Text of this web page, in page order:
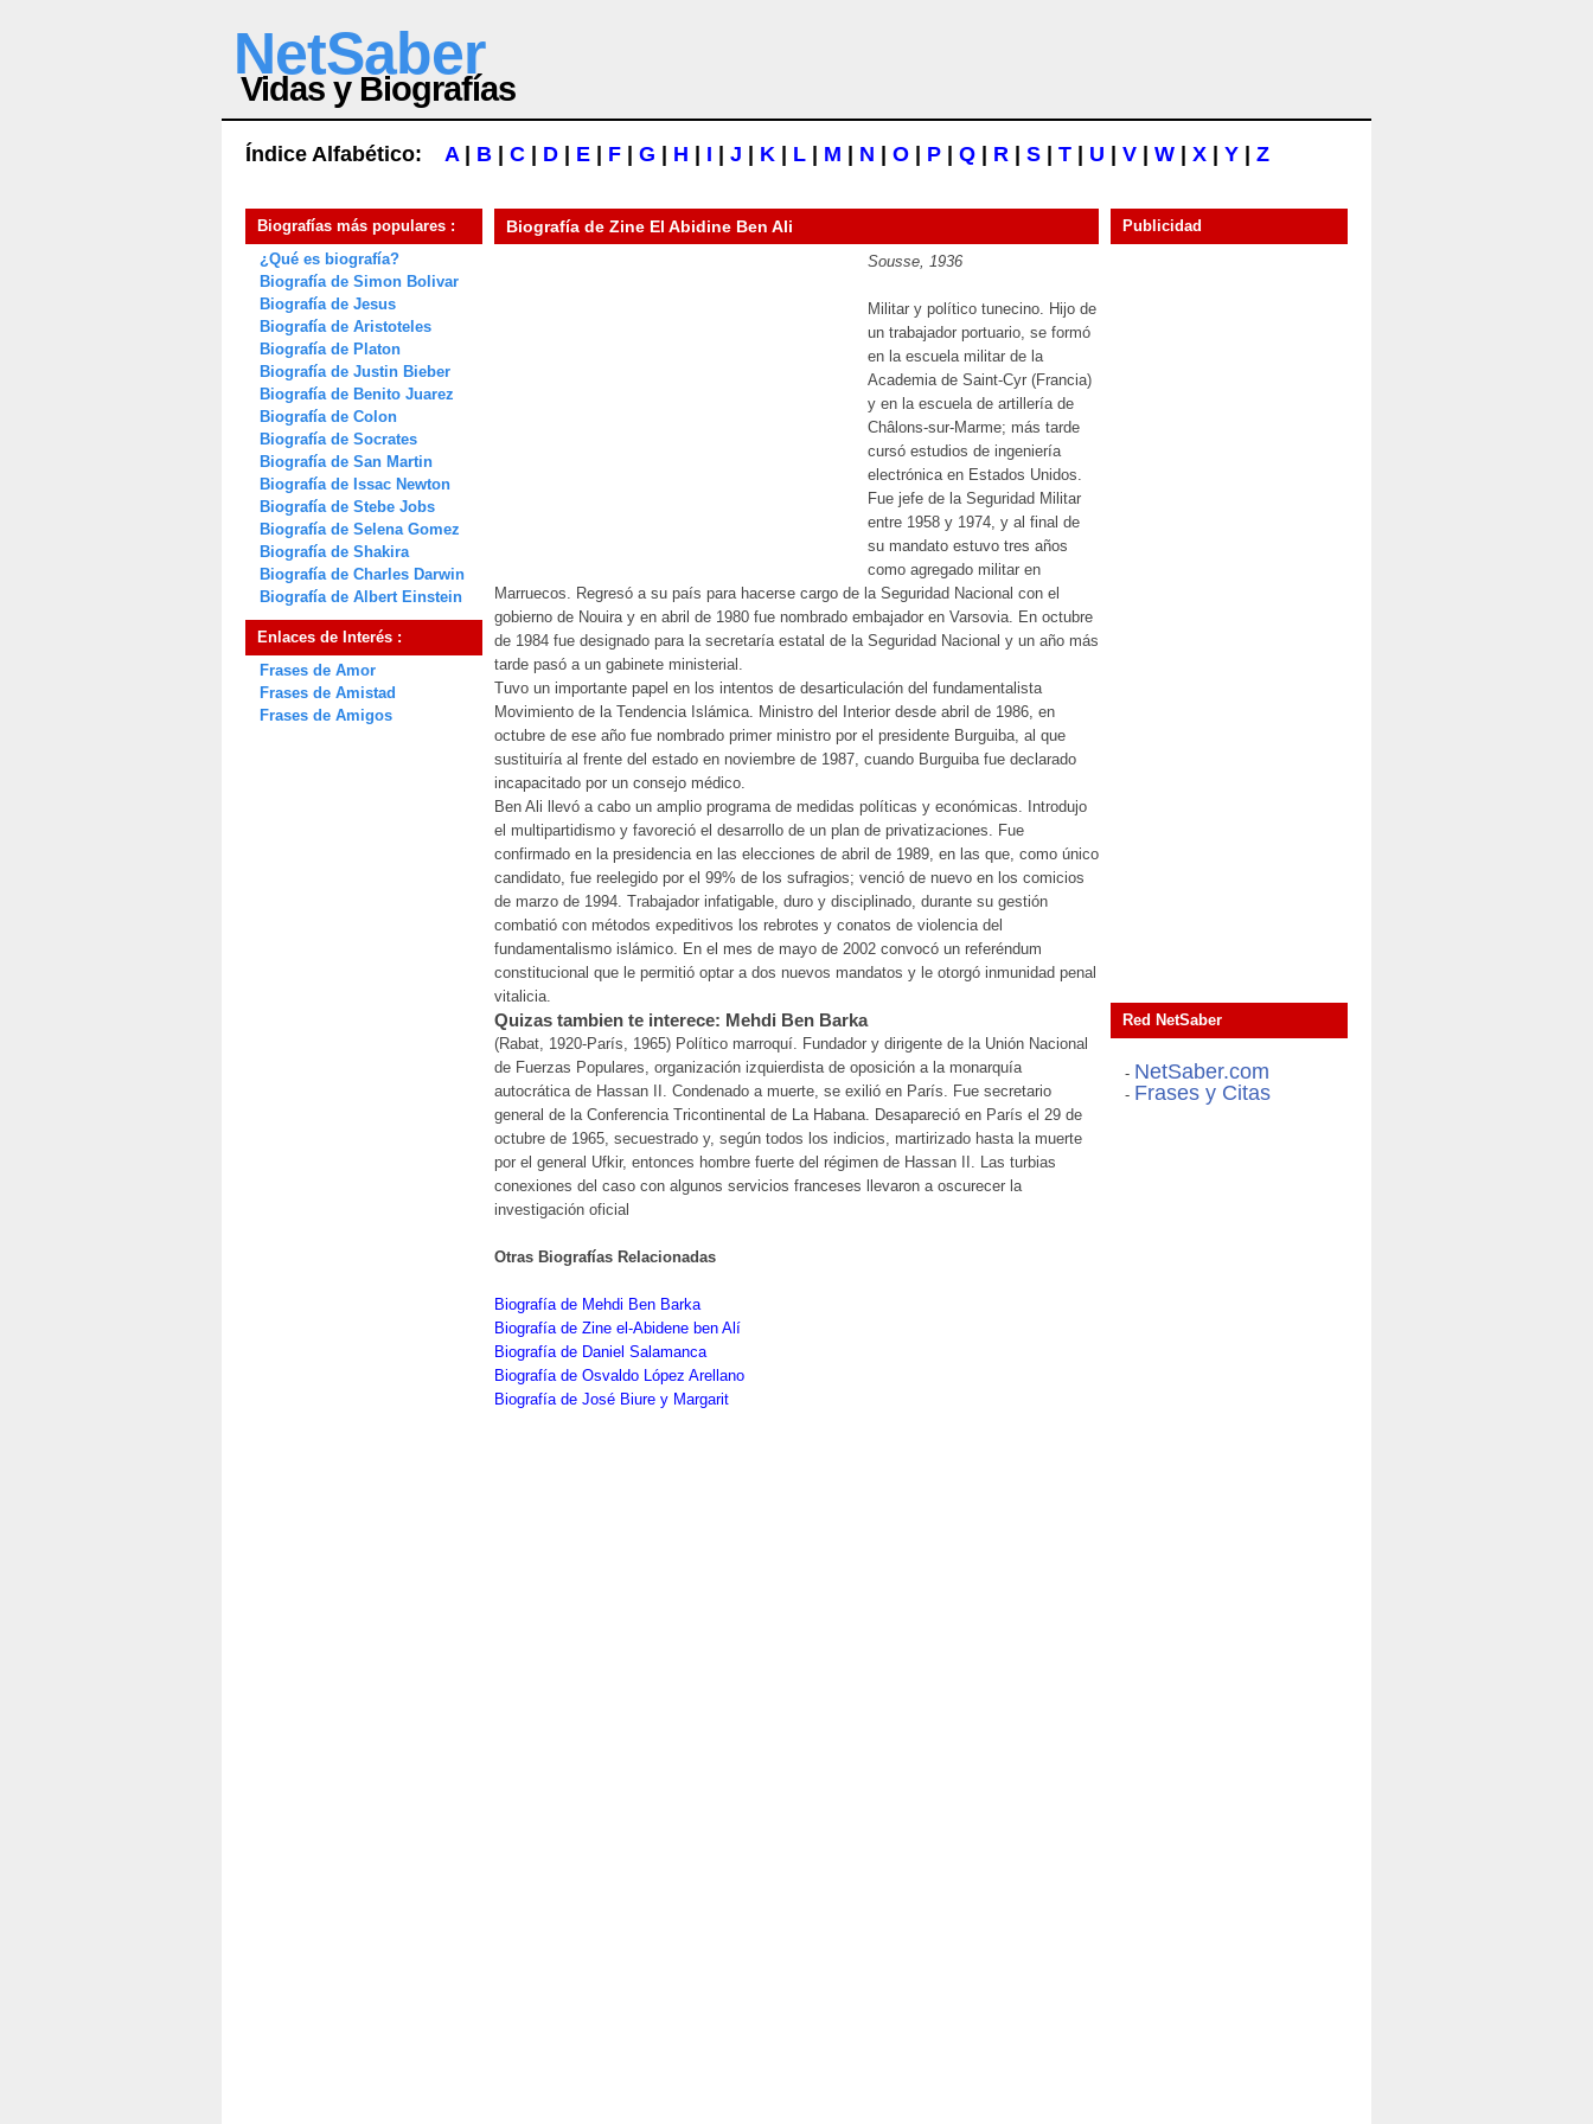
NetSaber
Vidas y Biografías
Índice Alfabético: A| B C D E F G H I J K L M N O P Q R S T U V W X Y Z
Biografías más populares :
¿Qué es biografía?
Biografía de Simon Bolivar
Biografía de Jesus
Biografía de Aristoteles
Biografía de Platon
Biografía de Justin Bieber
Biografía de Benito Juarez
Biografía de Colon
Biografía de Socrates
Biografía de San Martin
Biografía de Issac Newton
Biografía de Stebe Jobs
Biografía de Selena Gomez
Biografía de Shakira
Biografía de Charles Darwin
Biografía de Albert Einstein
Enlaces de Interés :
Frases de Amor
Frases de Amistad
Frases de Amigos
Biografía de Zine El Abidine Ben Ali
Sousse, 1936
Militar y político tunecino. Hijo de
un trabajador portuario, se formó
en la escuela militar de la
Academia de Saint-Cyr (Francia)
y en la escuela de artillería de
Châlons-sur-Marme; más tarde
cursó estudios de ingeniería
electrónica en Estados Unidos.
Fue jefe de la Seguridad Militar
entre 1958 y 1974, y al final de
su mandato estuvo tres años
como agregado militar en
Marruecos. Regresó a su país para hacerse cargo de la Seguridad Nacional con el
gobierno de Nouira y en abril de 1980 fue nombrado embajador en Varsovia. En octubre
de 1984 fue designado para la secretaría estatal de la Seguridad Nacional y un año más
tarde pasó a un gabinete ministerial.
Tuvo un importante papel en los intentos de desarticulación del fundamentalista
Movimiento de la Tendencia Islámica. Ministro del Interior desde abril de 1986, en
octubre de ese año fue nombrado primer ministro por el presidente Burguiba, al que
sustituiría al frente del estado en noviembre de 1987, cuando Burguiba fue declarado
incapacitado por un consejo médico.
Ben Ali llevó a cabo un amplio programa de medidas políticas y económicas. Introdujo
el multipartidismo y favoreció el desarrollo de un plan de privatizaciones. Fue
confirmado en la presidencia en las elecciones de abril de 1989, en las que, como único
candidato, fue reelegido por el 99% de los sufragios; venció de nuevo en los comicios
de marzo de 1994. Trabajador infatigable, duro y disciplinado, durante su gestión
combatió con métodos expeditivos los rebrotes y conatos de violencia del
fundamentalismo islámico. En el mes de mayo de 2002 convocó un referéndum
constitucional que le permitió optar a dos nuevos mandatos y le otorgó inmunidad penal
vitalicia.
Quizas tambien te interece: Mehdi Ben Barka
(Rabat, 1920-París, 1965) Político marroquí. Fundador y dirigente de la Unión Nacional
de Fuerzas Populares, organización izquierdista de oposición a la monarquía
autocrática de Hassan II. Condenado a muerte, se exilió en París. Fue secretario
general de la Conferencia Tricontinental de La Habana. Desapareció en París el 29 de
octubre de 1965, secuestrado y, según todos los indicios, martirizado hasta la muerte
por el general Ufkir, entonces hombre fuerte del régimen de Hassan II. Las turbias
conexiones del caso con algunos servicios franceses llevaron a oscurecer la
investigación oficial
Otras Biografías Relacionadas
Biografía de Mehdi Ben Barka
Biografía de Zine el-Abidene ben Alí
Biografía de Daniel Salamanca
Biografía de Osvaldo López Arellano
Biografía de José Biure y Margarit
Publicidad
Red NetSaber
- NetSaber.com
- Frases y Citas